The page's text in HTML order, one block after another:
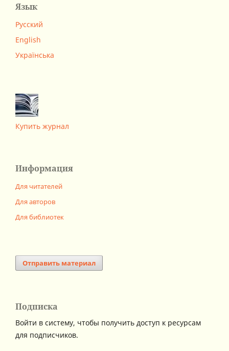
Язык
Русский
English
Українська
Купить журнал
Информация
Для читателей
Для авторов
Для библиотек
Отправить материал
Подписка
Войти в систему, чтобы получить доступ к ресурсам
для подписчиков.